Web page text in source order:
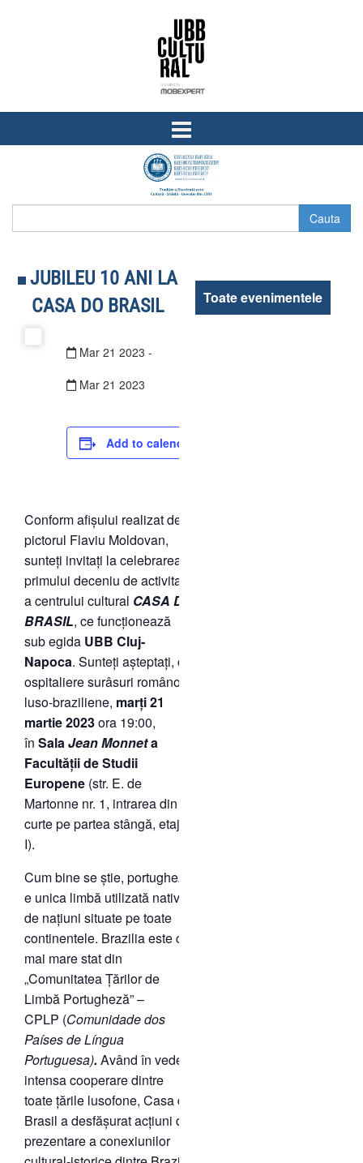
Toate evenimentele
JUBILEU 10 ANI LA
CASA DO BRASIL
Mar 21 2023 -
Mar 21 2023
Add to calendar
Conform afișului realizat de
pictorul Flaviu Moldovan,
sunteți invitați la celebrarea
primului deceniu de activitate
a centrului cultural CASA DO
BRASIL, ce funcționează
sub egida UBB Cluj-
Napoca. Sunteți așteptați, cu
ospitaliere surâsuri româno-
luso-braziliene, marți 21
martie 2023ora 19:00,
în SalaJean Monneta
Facultății de Studii
Europene (str. E. de
Martonne nr. 1, intrarea din
curte pe partea stângă, etajul
I).
Cum bine se știe, portugheza
e unica limbă utilizată nativ
de națiuni situate pe toate
continentele. Brazilia este cel
mai mare stat din
„Comunitatea Țărilor de
Limbă Portugheză” –
CPLP (Comunidadedos
Países deLíngua
Portuguesa).Având în vedere
intensa cooperare dintre
toate țările lusofone, Casa do
Brasil a desfășurat acțiuni de
prezentare a conexiunilor